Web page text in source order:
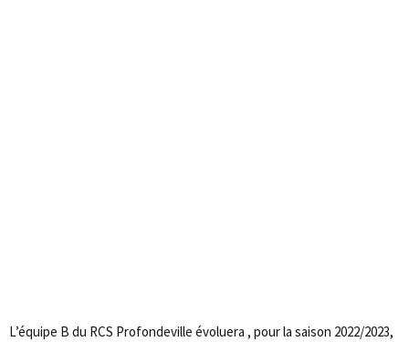
L’équipe B du RCS Profondeville évoluera , pour la saison 2022/2023,